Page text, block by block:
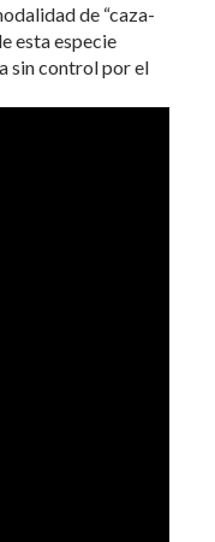
de “caza-
esta especie
sin control por el